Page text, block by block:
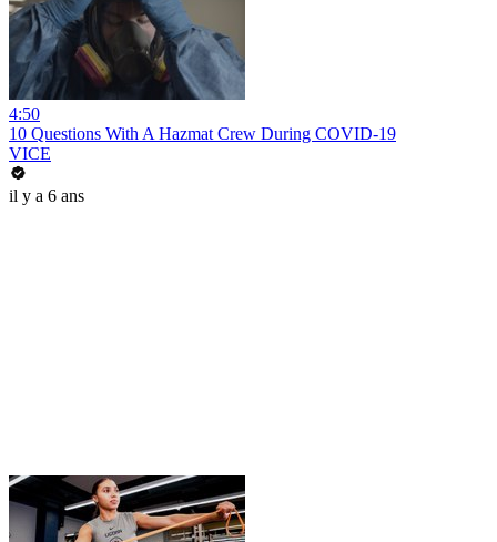
4:50
10 Questions With A Hazmat Crew During COVID-19
VICE
il y a 6 ans